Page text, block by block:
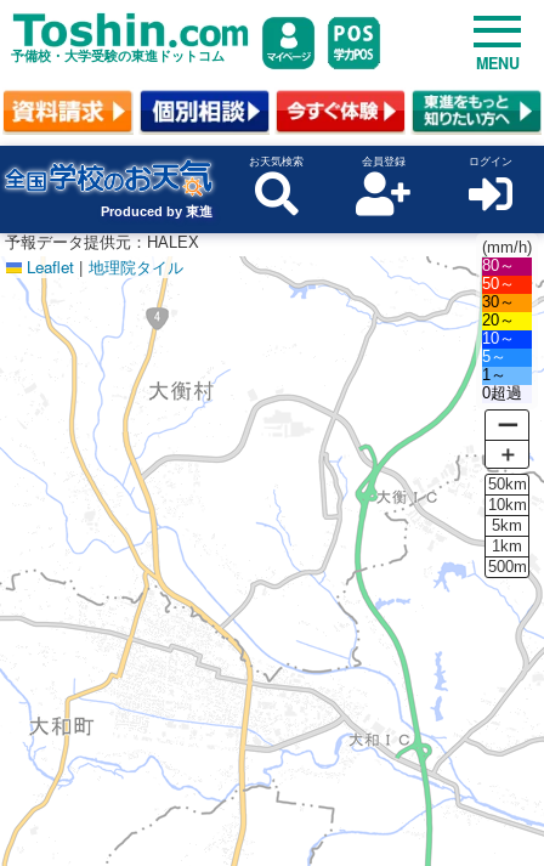
予備校・大学受験の東進ドットコム MENU
Produced by 東進
お天気検索 会員登録 ログイン
Leaflet | 地理院タイル
(mm/h)
80～
50～
30～
20～
10～
5～
1～
0超過
ー
＋
50km
10km
5km
1km
500m
予報データ提供元：HALEX